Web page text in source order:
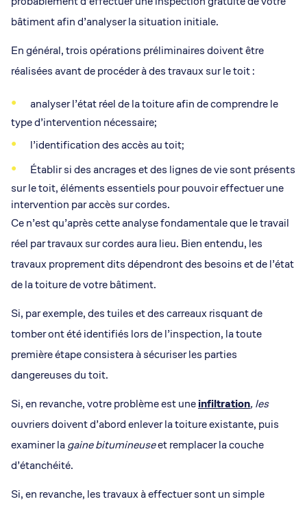
bâtiment afin d’analyser la situation initiale.
En général, trois opérations préliminaires doivent être
réalisées avant de procéder à des travaux sur le toit :
analyser l’état réel de la toiture afin de comprendre le
type d’intervention nécessaire;
l’identification des accès au toit;
Établir si des ancrages et des lignes de vie sont présents
sur le toit, éléments essentiels pour pouvoir effectuer une
intervention par accès sur cordes.
Ce n’est qu’après cette analyse fondamentale que le travail
réel par travaux sur cordes aura lieu. Bien entendu, les
travaux proprement dits dépendront des besoins et de l’état
de la toiture de votre bâtiment.
Si, par exemple, des tuiles et des carreaux risquant de
tomber ont été identifiés lors de l’inspection, la toute
première étape consistera à sécuriser les parties
dangereuses du toit.
Si, en revanche, votre problème est uneinfiltration, les
ouvriers doivent d’abord enlever la toiture existante, puis
examiner lagaine bitumineuseet remplacer la couche
d’étanchéité.
Si, en revanche, les travaux à effectuer sont un simple